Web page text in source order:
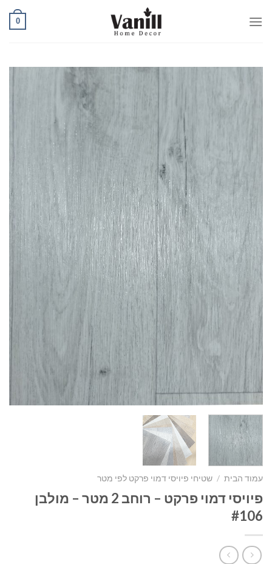
0
עמוד הבית / שטיחי פיויסי דמוי פרקט לפי מטר
פיויסי דמוי פרקט – רוחב 2 מטר – מולבן
#106